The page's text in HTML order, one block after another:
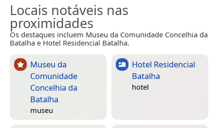
Locais notáveis nas
proximidades
Os destaques incluem Museu da Comunidade Concelhia da
Batalha e Hotel Residencial Batalha.
Museu da
Comunidade
Concelhia da
Batalha
museu
Hotel Residencial
Batalha
hotel